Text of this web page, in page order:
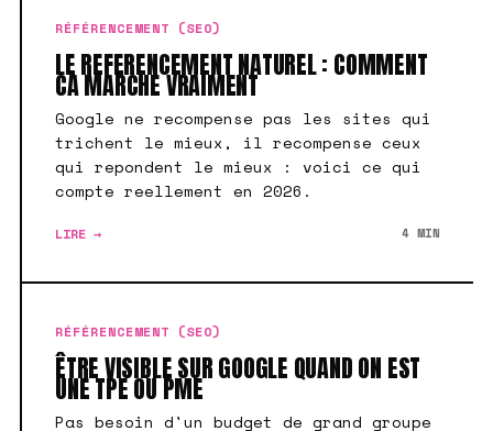
RÉFÉRENCEMENT (SEO)
LE REFERENCEMENT NATUREL : COMMENT
CA MARCHE VRAIMENT
Google ne recompense pas les sites qui
trichent le mieux, il recompense ceux
qui repondent le mieux : voici ce qui
compte reellement en 2026.
LIRE → 4 MIN
RÉFÉRENCEMENT (SEO)
ÊTRE VISIBLE SUR GOOGLE QUAND ON EST
UNE TPE OU PME
Pas besoin d'un budget de grand groupe